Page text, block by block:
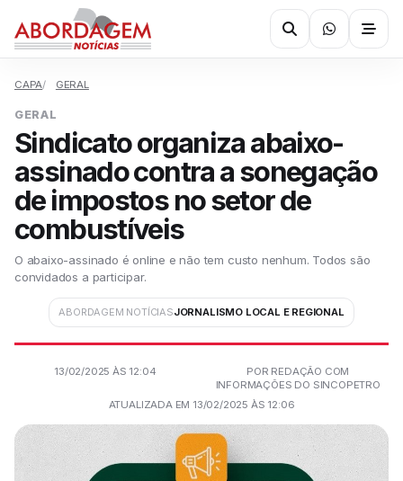
CAPA GERAL
GERAL
Sindicato organiza abaixo-
assinado contra a sonegação
de impostos no setor de
combustíveis
O abaixo-assinado é online e não tem custo nenhum. Todos são
convidados a participar.
ABORDAGEM NOTÍCIASJORNALISMO LOCAL E REGIONAL
13/02/2025 ÀS 12:04
POR REDAÇÃO COM
INFORMAÇÕES DO SINCOPETRO
ATUALIZADA EM 13/02/2025 ÀS 12:06